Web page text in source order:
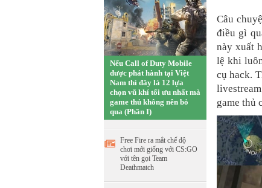
Nếu Call of Duty Mobile
được phát hành tại Việt
Nam thì đây là 12 lựa
chọn vũ khí tối ưu nhất mà
game thủ không nên bỏ
qua (Phần I)
Free Fire ra mắt chế độ
chơi mới giống với CS:GO
với tên gọi Team
Deathmatch
Câu
điều gì
này xuất
lệ khi
cụ hack.
game thủ